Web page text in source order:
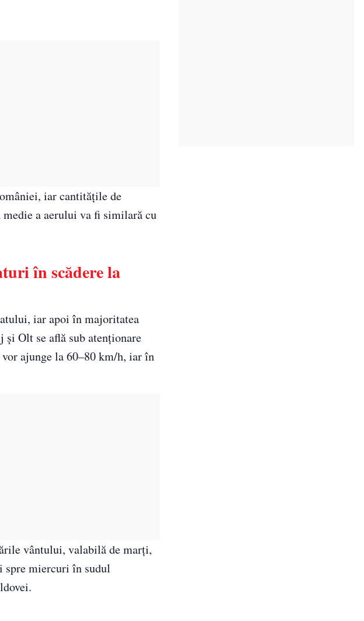
iar cantitățile de
a aerului va fi similară cu
în scădere la
iar apoi în majoritatea
Olt se află sub atenționare
ajunge la 60–80 km/h, iar în
vântului, valabilă de marți,
spre miercuri în sudul